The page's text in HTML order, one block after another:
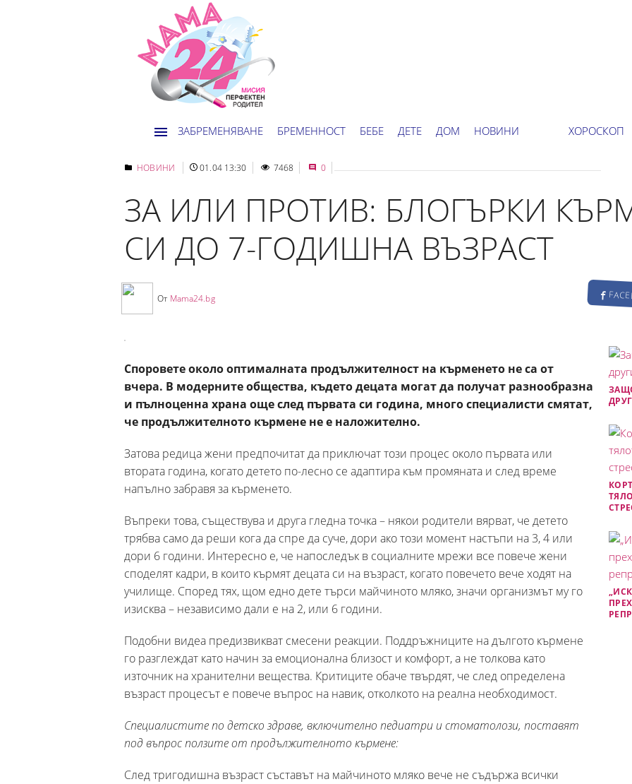
ЗАБРЕМЕНЯВАНЕ БРЕМЕННОСТ БЕБЕ ДЕТЕ ДОМ НОВИНИ ХОРОСКОП
НОВИНИ 01.04 13:30 7468 0
ЗА ИЛИ ПРОТИВ: БЛОГЪРКИ
СИ ДО 7-ГОДИШНА ВЪЗРАСТ
От Mama24.bg
Споровете около оптималната продължителност на кърменето не са от
вчера. В модерните общества, където децата могат да получат разнообразна
и пълноценна храна още след първата си година, много специалисти смятат,
че продължителното кърмене не е наложително.
Затова редица жени предпочитат да приключат този процес около първата или
втората година, когато детето по-лесно се адаптира към промяната и след време
напълно забравя за кърменето.
Въпреки това, съществува и друга гледна точка – някои родители вярват, че детето
трябва само да реши кога да спре да суче, дори ако този момент настъпи на 3, 4 или
дори 6 години. Интересно е, че напоследък в социалните мрежи все повече жени
споделят кадри, в които кърмят децата си на възраст, когато повечето вече ходят на
училище. Според тях, щом едно дете търси майчиното мляко, значи организмът му го
изисква – независимо дали е на 2, или 6 години.
Подобни видеа предизвикват смесени реакции. Поддръжниците на дългото кърмене
го разглеждат като начин за емоционална близост и комфорт, а не толкова като
източник на хранителни вещества. Критиците обаче твърдят, че след определена
възраст процесът е повече въпрос на навик, отколкото на реална необходимост.
Специалистите по детско здраве, включително педиатри и стоматолози, поставят
под въпрос ползите от продължителното кърмене:
След тригодишна възраст съставът на майчиното мляко вече не съдържа всички